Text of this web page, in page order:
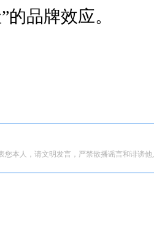
的品牌效应。
您本人，请文明发言，严禁散播谣言和诽谤他